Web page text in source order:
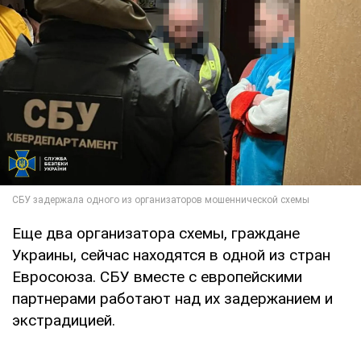
Еще два организатора схемы, граждане
Украины, сейчас находятся в одной из стран
Евросоюза. СБУ вместе с европейскими
партнерами работают над их задержанием и
экстрадицией.